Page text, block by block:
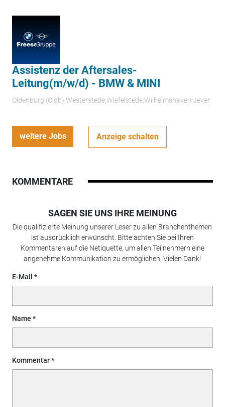
Assistenz der Aftersales-
Leitung(m/w/d) - BMW & MINI
Oldenburg (Oldb);Westerstede;Wiefelstede;Wilhelmshaven;Jever
weitere Jobs Anzeige schalten
KOMMENTARE
SAGEN SIE UNS IHRE MEINUNG
Die qualifizierte Meinung unserer Leser zu allen Branchenthemen
ist ausdrücklich erwünscht. Bitte achten Sie bei Ihren
Kommentaren auf die Netiquette, um allen Teilnehmern eine
angenehme Kommunikation zu ermöglichen. Vielen Dank!
E-Mail
Name
Kommentar